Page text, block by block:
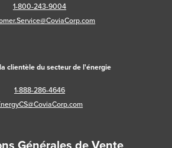
1-800-243-9004
clientèle du secteur de l'énergie
1-888-286-4646